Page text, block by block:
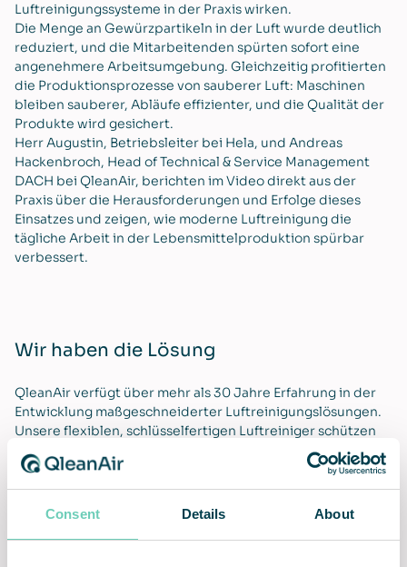
Consent Details About
Luftreinigungssysteme in der Praxis wirken.
Die Menge an Gewürzpartikeln in der Luft wurde deutlich
reduziert, und die Mitarbeitenden spürten sofort eine
angenehmere Arbeitsumgebung. Gleichzeitig profitierten
die Produktionsprozesse von sauberer Luft: Maschinen
bleiben sauberer, Abläufe effizienter, und die Qualität der
Produkte wird gesichert.
Herr Augustin, Betriebsleiter bei Hela, und Andreas
Hackenbroch, Head of Technical & Service Management
DACH bei QleanAir, berichten im Video direkt aus der
Praxis über die Herausforderungen und Erfolge dieses
Einsatzes und zeigen, wie moderne Luftreinigung die
tägliche Arbeit in der Lebensmittelproduktion spürbar
verbessert.
Wir haben die Lösung
QleanAir verfügt über mehr als 30 Jahre Erfahrung in der
Entwicklung maßgeschneiderter Luftreinigungslösungen.
Unsere flexiblen, schlüsselfertigen Luftreiniger schützen
Menschen, Produkte und Prozesse, indem sie an die
spezifischen Anforderungen unserer Kunden anpassbar
sind.
Wir bieten saubere Luft mit reibungsloser Installation
ist unsere einzigartige Lifetime Performance Guarantee